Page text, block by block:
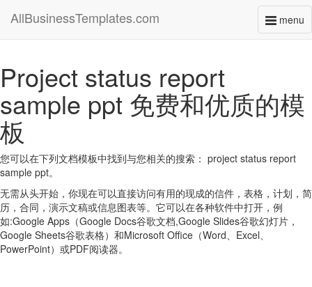
menu
AllBusinessTemplates.com
Project status report
sample ppt 免费和优质的模
板
您可以在下列文档模板中找到与您相关的搜索： project status report
sample ppt。
无需从头开始，你现在可以直接访问有用的现成的信件，表格，计划，简
历，合同，演示文稿或信息图表等。它可以在各种软件中打开，例
如:Google Apps（Google Docs谷歌文档,Google Slides谷歌幻灯片，
Google Sheets谷歌表格）和Microsoft Office（Word、Excel、
PowerPoint）或PDF阅读器。